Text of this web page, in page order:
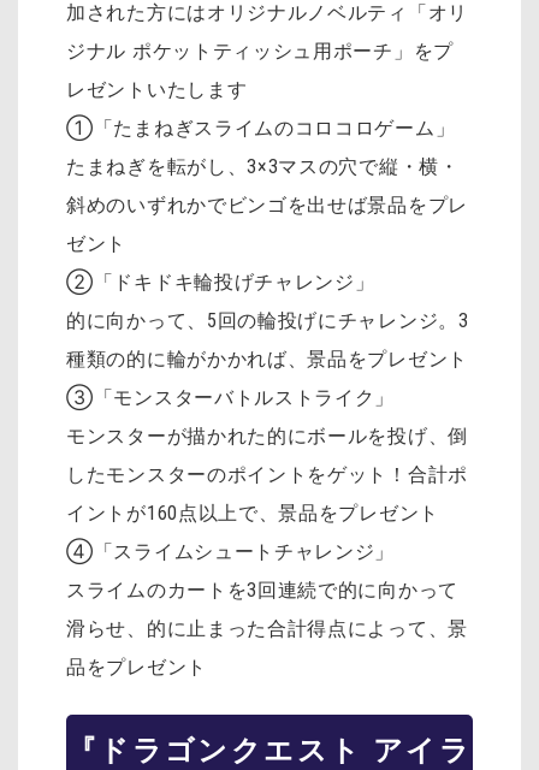
加された方にはオリジナルノベルティ「オリ
ジナル ポケットティッシュ用ポーチ」をプ
レゼントいたします
①「たまねぎスライムのコロコロゲーム」
たまねぎを転がし、3×3マスの穴で縦・横・
斜めのいずれかでビンゴを出せば景品をプレ
ゼント
②「ドキドキ輪投げチャレンジ」
的に向かって、5回の輪投げにチャレンジ。3
種類の的に輪がかかれば、景品をプレゼント
③「モンスターバトルストライク」
モンスターが描かれた的にボールを投げ、倒
したモンスターのポイントをゲット！合計ポ
イントが160点以上で、景品をプレゼント
④「スライムシュートチャレンジ」
スライムのカートを3回連続で的に向かって
滑らせ、的に止まった合計得点によって、景
品をプレゼント
『ドラゴンクエスト アイラ